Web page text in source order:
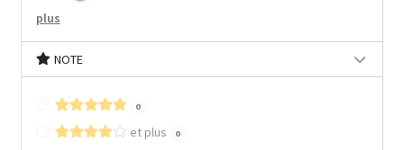
plus
NOTE
0
et plus 0